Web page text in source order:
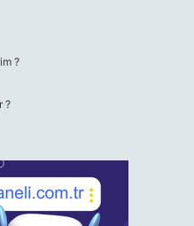
?
?